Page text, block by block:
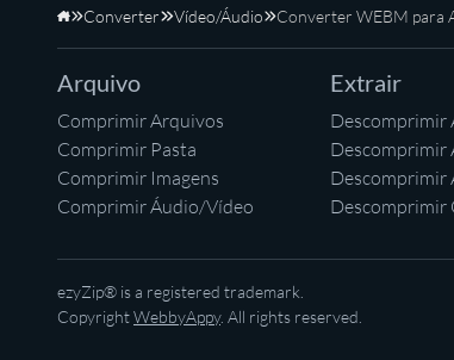
Início
Converter Vídeo/Áudio Converter WEBM para
Arquivo
Comprimir Arquivos
Comprimir Pasta
Comprimir Imagens
Comprimir Áudio/Vídeo
Extrair
Descomprimir
Descomprimir
Descomprimir
Descomprimir
ezyZip® is a registered trademark.
CopyrightWebbyAppy. All rights reserved.